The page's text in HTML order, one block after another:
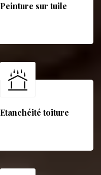
Peinture sur tuile
Etanchéité toiture